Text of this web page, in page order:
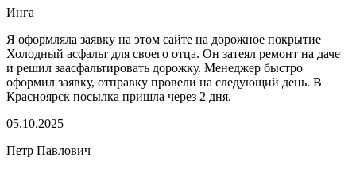
Инга
Я оформляла заявку на этом сайте на дорожное покрытие
Холодный асфальт для своего отца. Он затеял ремонт на даче
и решил заасфальтировать дорожку. Менеджер быстро
оформил заявку, отправку провели на следующий день. В
Красноярск посылка пришла через 2 дня.
05.10.2025
Петр Павлович